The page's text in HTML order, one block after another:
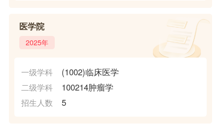
医学院
2025年
一级学科 (1002)临床医学
二级学科 100214肿瘤学
招生人数 5